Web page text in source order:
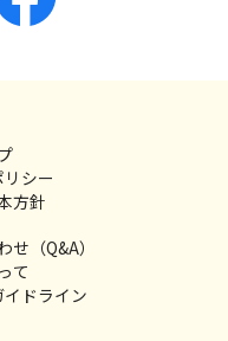
シー
方針
（Q&A）
て
ドライン